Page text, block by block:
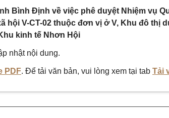
Bình Định về việc phê duyệt Nhiệm vụ
hội V-CT-02 thuộc đơn vị ở V, Khu đô thị
kinh tế Nhơn Hội
nhật nội dung.
PDF. Để tải văn bản, vui lòng xem tại tab Tải